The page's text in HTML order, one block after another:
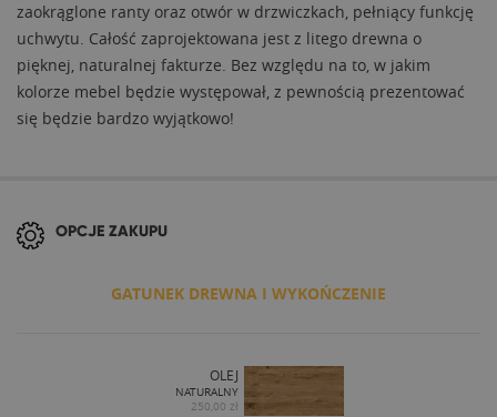
zaokrąglone ranty oraz otwór w drzwiczkach, pełniący funkcję
uchwytu. Całość zaprojektowana jest z litego drewna o
pięknej, naturalnej fakturze. Bez względu na to, w jakim
kolorze mebel będzie występował, z pewnością prezentować
się będzie bardzo wyjątkowo!
OPCJE ZAKUPU
GATUNEK DREWNA I WYKOŃCZENIE
OLEJ
NATURALNY
250,00 zł